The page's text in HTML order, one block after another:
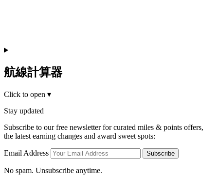
航線計算器
Click to open ▾
Stay updated
Subscribe to our free newsletter for curated miles & points offers,
the latest earning changes and award sweet spots:
Email Address Subscribe
No spam. Unsubscribe anytime.